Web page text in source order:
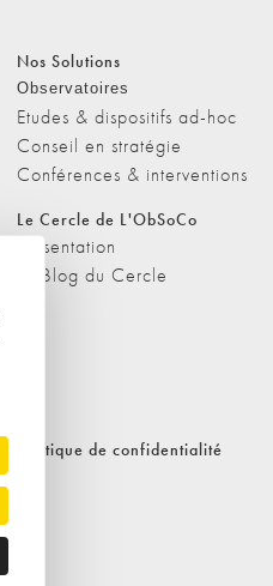
Nos Solutions
Observatoires
Etudes & dispositifs ad-hoc
Conseil en stratégie
Conférences & interventions
Le Cercle de L'ObSoCo
Présentation
Le Blog du Cercle
Politique de confidentialité